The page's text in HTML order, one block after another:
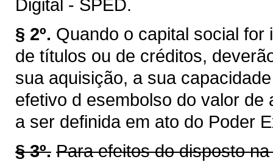
Digital - SPED.
§ 2º. Quando o capital social
de títulos ou de créditos,
sua aquisição, a sua
efetivo d esembolso do valor
a ser definida em ato do Poder
§ 3º. Para efeitos do disposto